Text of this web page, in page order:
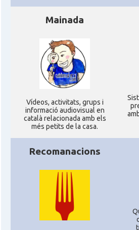
CAMON Catalans
CAMON Catalans a
CAMON Catalans a
CAMON Catalans a
CAMON
CAMON Catalans
CAMON Catalans a
Mainada
Ví­deos, activitats, grups i
informació audiovisual en
català relacionada amb els
més petits de la casa.
Recomanacions